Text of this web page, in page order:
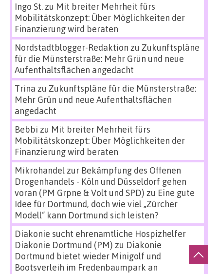
Ingo St.zu Mit breiter Mehrheit fürs
Mobilitätskonzept: Über Möglichkeiten der
Finanzierung wird beraten
Nordstadtblogger-Redaktion zu Zukunftspläne
für die Münsterstraße: Mehr Grün und neue
Aufenthaltsflächen angedacht
Trina zu Zukunftspläne für die Münsterstraße:
Mehr Grün und neue Aufenthaltsflächen
angedacht
Bebbi zu Mit breiter Mehrheit fürs
Mobilitätskonzept: Über Möglichkeiten der
Finanzierung wird beraten
Mikrohandel zur Bekämpfung des Offenen
Drogenhandels - Köln und Düsseldorf gehen
voran (PM Grpne & Volt und SPD) zu Eine gute
Idee für Dortmund, doch wie viel „Zürcher
Modell“ kann Dortmund sich leisten?
Diakonie sucht ehrenamtliche Hospizhelfer
Diakonie Dortmund (PM) zu Diakonie
Dortmund bietet wieder Minigolf und
Bootsverleih im Fredenbaumpark an